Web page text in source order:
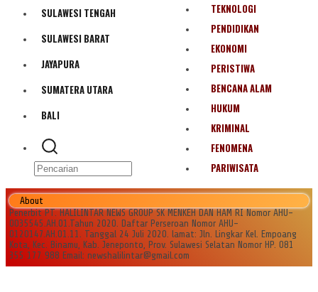
Olahraga
Bencana Alam
SULAWESI TENGAH
SULAWESI BARAT
JAYAPURA
SUMATERA UTARA
BALI
TEKNOLOGI
PENDIDIKAN
EKONOMI
PERISTIWA
BENCANA ALAM
HUKUM
KRIMINAL
FENOMENA
PARIWISATA
About
Penerbit PT. HALILINTAR NEWS GROUP SK MENKEH DAN HAM RI Nomor AHU-
0035545.AH.01.Tahun 2020. Daftar Perseroan Nomor AHU-
0120147.AH.01.11. Tanggal 24 Juli 2020. lamat: Jln. Lingkar Kel. Empoang
Kota, Kec. Binamu, Kab. Jeneponto, Prov. Sulawesi Selatan Nomor HP. 081
355 177 988 Email: newshalilintar@gmail.com